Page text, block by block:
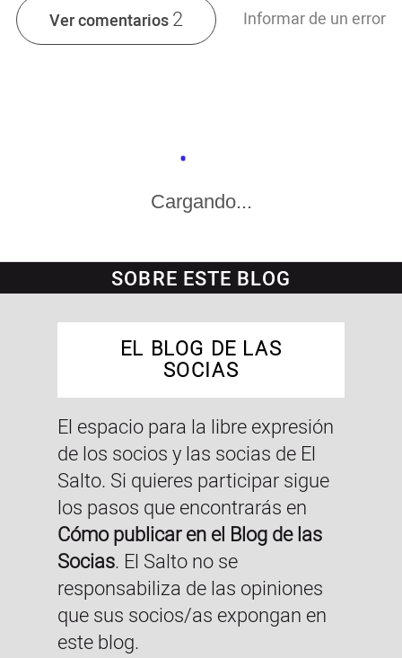
Ver comentarios2 Informar de un error
Cargando...
SOBRE ESTE BLOG
EL BLOG DE LAS
SOCIAS
El espacio para la libre expresión
de los socios y las socias de El
Salto. Si quieres participar sigue
los pasos que encontrarás en
Cómo publicar en el Blog de las
Socias. El Salto no se
responsabiliza de las opiniones
que sus socios/as expongan en
este blog.